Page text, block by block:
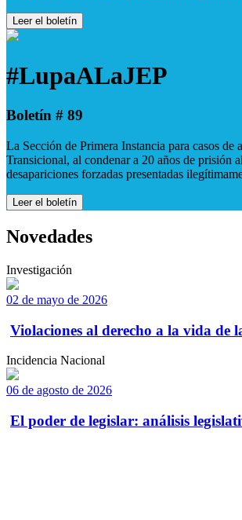
Leer el boletín
#LupaALaJEP
Boletín # 89
La Sección de Primera Instancia para casos
Transicional, al condenar a 20 años de prisión
desapariciones forzadas presentadas
Leer el boletín
Novedades
Investigación
02 de mayo de 2026
Violaciones al derecho a la vida de
Incidencia Nacional
06 de agosto de 2026
El poder de legislar: análisis